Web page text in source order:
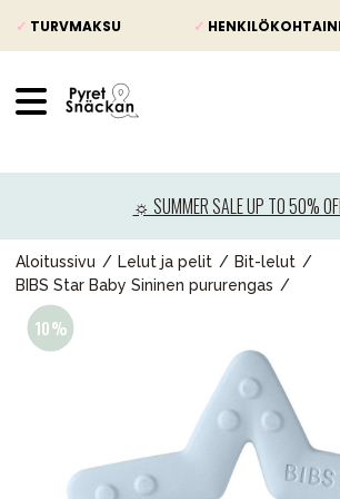
✓ TURVMAKSU ✓
☼ SUMMER SALE UP TO 50%
Aloitussivu Lelut ja pelit
Bit-lelut
BIBS Star Baby Sininen pururengas
Lastenvaunut
Lasten
Lapsi & vauva
Lelut ja pelit
Äiti & Isä
Huonekalut &